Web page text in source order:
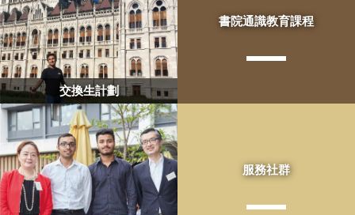
交換生計劃
書院通識教育課程
服務社群